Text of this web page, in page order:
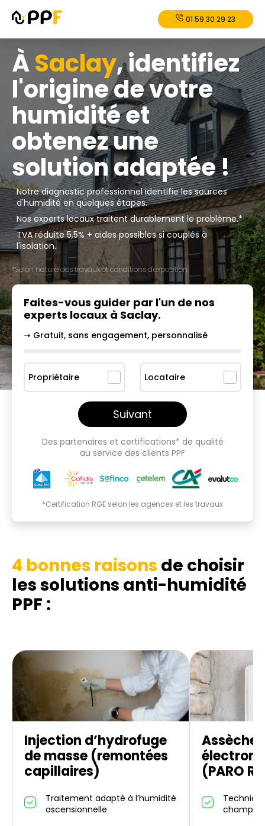
01 59 30 29 23
ÀSaclay, identifiez
l'origine de votre
humidité et
obtenez une
solution adaptée !
Notre diagnostic professionnel identifie les sources
d'humidité en quelques étapes.
Nos experts locaux traitent durablement le problème.*
TVA réduite 5,5% + aides possibles si couplés à
l'isolation.
*Selon nature des travaux et conditions d'exposition.
Faites-vous guider par l'un de nos
experts locaux à Saclay.
➝ Gratuit, sans engagement, personnalisé
Propriétaire Locataire
Suivant
Des partenaires et certifications* de qualité
au service des clients PPF
*Certification RGE selon les agences et les travaux
4 bonnes raisons de choisir
les solutions anti-humidité
PPF :
Injection d’hydrofuge
de masse (remontées
capillaires)
Traitement adapté à l’humidité
ascensionnelle
(PARO
champ